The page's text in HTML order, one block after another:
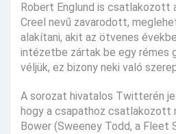
Robert Englund is csatlakozott
Creel nevű zavarodott,
alakítani, akit az ötvenes
intézetbe zártak be egy rémes
véljük, ez bizony neki való
A sorozat hivatalos Twitterén
hogy a csapathoz csatlakozott
Bower (Sweeney Todd, a Fleet